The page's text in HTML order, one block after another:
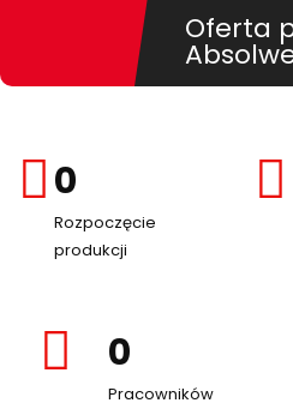
Oferta
far
fa-
calendar-
0
Rozpoczęcie
produkcji
0
Pracowników